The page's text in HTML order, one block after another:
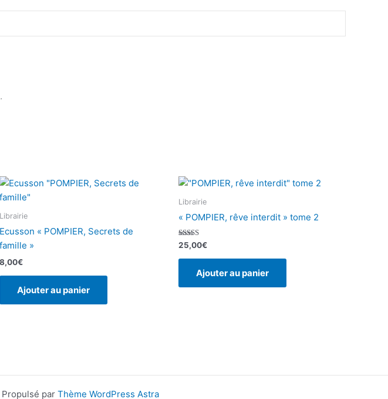
Librairie
Ecusson « POMPIER, Secrets de
famille »
8,00€
Ajouter au panier
Librairie
« POMPIER, rêve interdit » tome 2
Note
5.00
sur 5
25,00€
Ajouter au panier
par Thème WordPress Astra